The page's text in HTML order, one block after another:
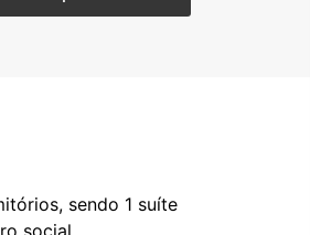
sendo 1 suíte